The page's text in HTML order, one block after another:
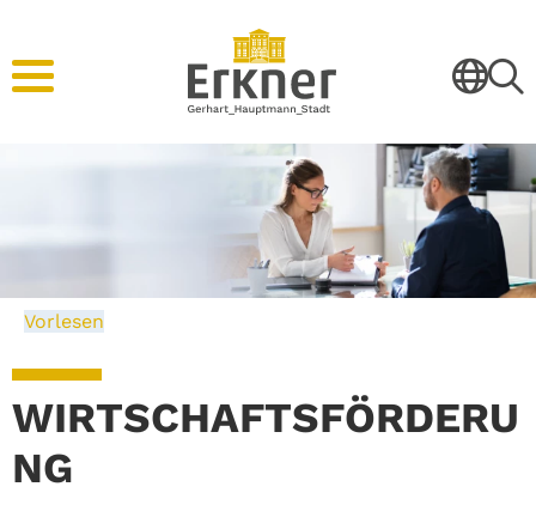
Vorlesen
WIRTSCHAFTSFÖRDERU
NG